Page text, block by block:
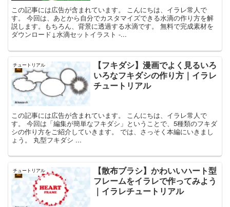
この記事には広告が含まれています。 こんにちは、イラレ常人で
す。 今回は、あとから自分でカスタマイズできる水滴の作り方を解
説します。もちろん、背景に透過する水滴です。 無料で完成素材を
ダウンロード↓水滴セットイラスト -...
チュートリアル
【フキダシ】漫画でよく見るいろ
いろなフキダシの作り方｜イラレ
チュートリアル
この記事には広告が含まれています。 こんにちは、イラレ常人で
す。 今回は「編集が簡単なフキダシ」ということで、5種類のフキダ
シの作り方をご紹介していきます。 では、さっそく本編にいきまし
ょう。 丸型フキダシ ...
チュートリアル
【散布ブラシ】かわいいハート型
フレームをイラレで作ってみよう
｜イラレチュートリアル